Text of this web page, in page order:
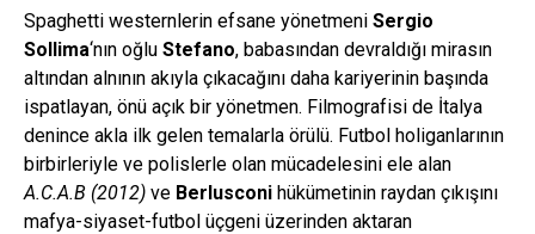
Spaghetti westernlerin efsane yönetmeni Sergio
Sollima‘nın oğlu Stefano, babasından devraldığı mirasın
altından alnının akıyla çıkacağını daha kariyerinin başında
ispatlayan, önü açık bir yönetmen. Filmografisi de İtalya
denince akla ilk gelen temalarla örülü. Futbol holiganlarının
birbirleriyle ve polislerle olan mücadelesini ele alan
A.C.A.B (2012) ve Berlusconi hükümetinin raydan çıkışını
mafya-siyaset-futbol üçgeni üzerinden aktaran